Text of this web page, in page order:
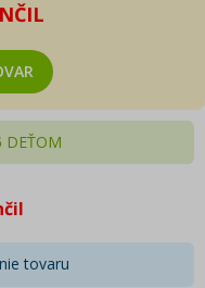
DEŤOM
tovaru